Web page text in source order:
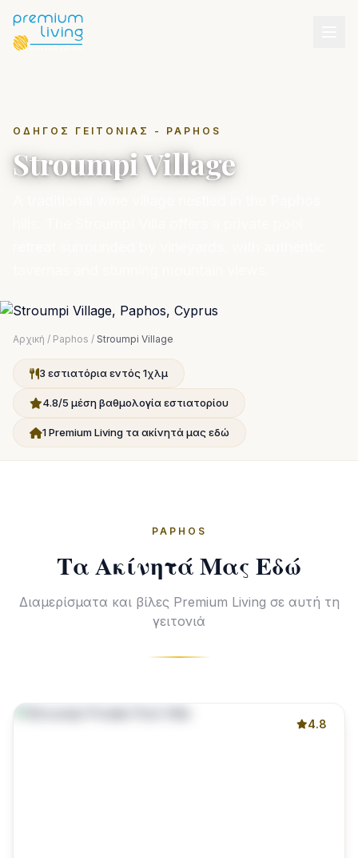
ΟΔΗΓΌΣ ΓΕΙΤΟΝΙΆΣ - PAPHOS
Stroumpi Village
Αρχική / Paphos / Stroumpi Village
3 εστιατόρια εντός 1χλμ
4.8/5 μέση βαθμολογία εστιατορίου
1 Premium Living τα ακίνητά μας εδώ
PAPHOS
Τα Ακίνητά Μας Εδώ
Διαμερίσματα και βίλες Premium Living σε αυτή τη
γειτονιά
4.8